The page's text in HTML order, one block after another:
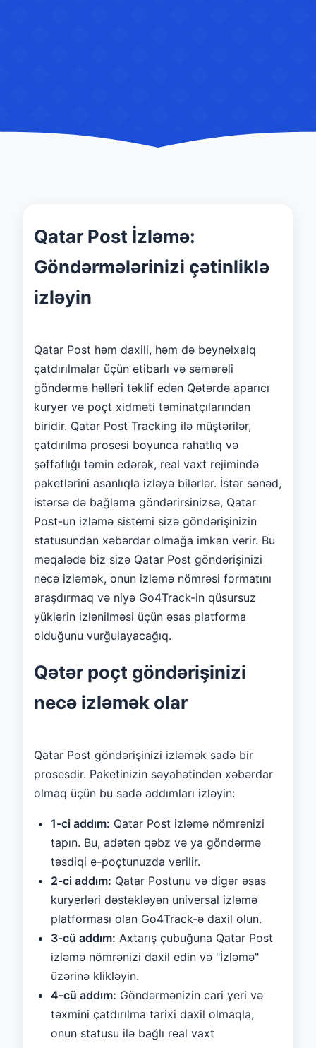
Qatar Post İzləmə:
Göndərmələrinizi çətinliklə
izləyin
Qatar Post həm daxili, həm də beynəlxalq
çatdırılmalar üçün etibarlı və səmərəli
göndərmə həlləri təklif edən Qətərdə aparıcı
kuryer və poçt xidməti təminatçılarından
biridir. Qatar Post Tracking ilə müştərilər,
çatdırılma prosesi boyunca rahatlıq və
şəffaflığı təmin edərək, real vaxt rejimində
paketlərini asanlıqla izləyə bilərlər. İstər sənəd,
istərsə də bağlama göndərirsinizsə, Qatar
Post-un izləmə sistemi sizə göndərişinizin
statusundan xəbərdar olmağa imkan verir. Bu
məqalədə biz sizə Qatar Post göndərişinizi
necə izləmək, onun izləmə nömrəsi formatını
araşdırmaq və niyə Go4Track-in qüsursuz
yüklərin izlənilməsi üçün əsas platforma
olduğunu vurğulayacağıq.
Qətər poçt göndərişinizi
necə izləmək olar
Qatar Post göndərişinizi izləmək sadə bir
prosesdir. Paketinizin səyahətindən xəbərdar
olmaq üçün bu sadə addımları izləyin:
1-ci addım: Qatar Post izləmə nömrənizi
tapın. Bu, adətən qəbz və ya göndərmə
təsdiqi e-poçtunuzda verilir.
2-ci addım: Qatar Postunu və digər əsas
kuryerləri dəstəkləyən universal izləmə
platforması olan Go4Track-ə daxil olun.
3-cü addım: Axtarış çubuğuna Qatar Post
izləmə nömrənizi daxil edin və "İzləmə"
üzərinə klikləyin.
4-cü addım: Göndərmənizin cari yeri və
təxmini çatdırılma tarixi daxil olmaqla,
onun statusu ilə bağlı real vaxt